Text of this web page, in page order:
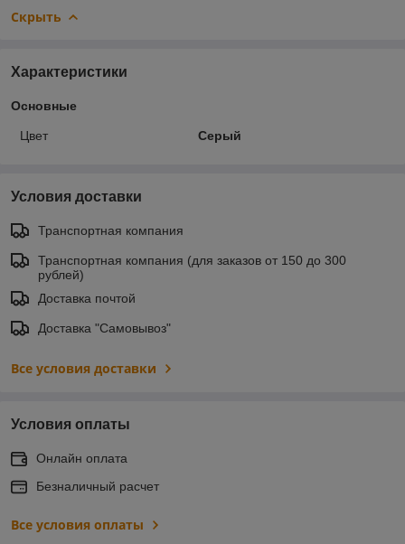
Скрыть
Характеристики
Основные
Цвет Серый
Условия доставки
Транспортная компания
Транспортная компания (для заказов от 150 до 300
рублей)
Доставка почтой
Доставка "Самовывоз"
Все условия доставки
Условия оплаты
Онлайн оплата
Безналичный расчет
Все условия оплаты